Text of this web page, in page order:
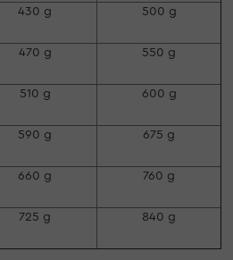
430 g 500 g
470 g 550 g
510 g 600 g
590 g 675 g
660 g 760 g
725 g 840 g